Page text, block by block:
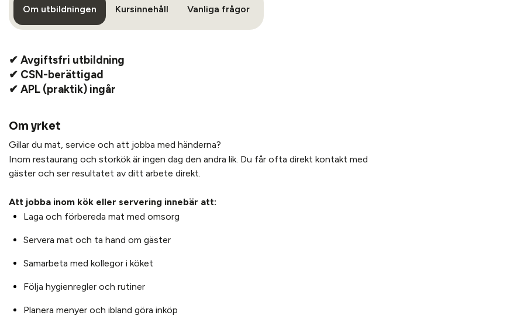
Om utbildningen Kursinnehåll Vanliga frågor
✔ Avgiftsfri utbildning
✔ CSN-berättigad
✔ APL (praktik) ingår
Om yrket
Gillar du mat, service och att jobba med händerna?
Inom restaurang och storkök är ingen dag den andra lik. Du får ofta direkt kontakt med
gäster och ser resultatet av ditt arbete direkt.
Att jobba inom kök eller servering innebär att:
Laga och förbereda mat med omsorg
Servera mat och ta hand om gäster
Samarbeta med kollegor i köket
Följa hygienregler och rutiner
Planera menyer och ibland göra inköp